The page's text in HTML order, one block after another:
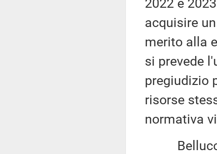
2022 e
acquisire
merito alla
si prevede
pregiudizio
risorse
normativa
Bellucci